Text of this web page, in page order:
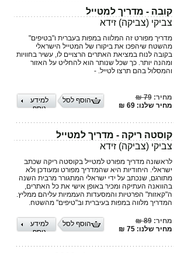
קובה - מדריך למטייל
צביקי (צביקה) זידא
מדריך מפורט זה המלווה במפות בעברית ו"בטיפים"
מהשטח שיהפכו את ביקורו של המטייל הישראלי
בקובה לנוח במציאת האתרים הרצויים לו, עשיר בחוויות
ומהנה יותר. כך שכל שנותר הוא להחליט על האזור
והמסלול בהם תרצו לטייל. -
מחיר:79 ₪
מחיר שלנו: 69 ₪
למידע
נוסף
הוסף לסל
קוסטה ריקה - מדריך למטייל
צביקי (צביקה) זידא
לראשונה מדריך מפורט למטייל בקוסטה ריקה שכתב
ישראלי. היחודיות היא שהמדריך מפורט ומעודכן ולא
מתורגם, שנכתב על ידי ישראלי המתגורר מרבית השנה
בהוואנה העתיקה ומכיר באופן אישי את כל האתרים,
ה"קאזות" הפרטיות והמסעדות העממיות עליהם ממליץ.
המדריך מלווה במפות בעיברית וב"טיפים" מהשטח.
מחיר:89 ₪
מחיר שלנו: 75 ₪
למידע
נוסף
הוסף לסל